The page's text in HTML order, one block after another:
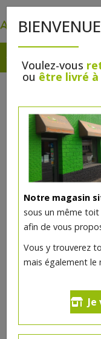
Voulez-vous
ou être livré à
Notre magasin
sous un même
afin de vous
Vous y trouverez
mais également le
Confiture